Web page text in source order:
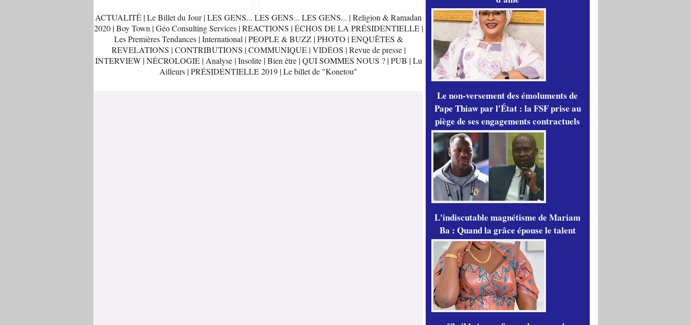
ACTUALITÉ |Le Billet du Jour |LES GENS... LES GENS... LES GENS... |Religion & Ramadan
2020 |Boy Town |Géo Consulting Services |REACTIONS |ÉCHOS DE LA PRÉSIDENTIELLE |
Les Premières Tendances |International |PEOPLE & BUZZ |PHOTO |ENQUÊTES &
REVELATIONS |CONTRIBUTIONS |COMMUNIQUE |VIDÉOS |Revue de presse |
INTERVIEW |NÉCROLOGIE |Analyse |Insolite |Bien être |QUI SOMMES NOUS ? |PUB |Lu
Ailleurs |PRÉSIDENTIELLE 2019 |Le billet de "Konetou"
Le non-versement des émoluments de
Pape Thiaw par l'État : la FSF prise au
piège de ses engagements contractuels
L'indiscutable magnétisme de Mariam
Ba : Quand la grâce épouse le talent